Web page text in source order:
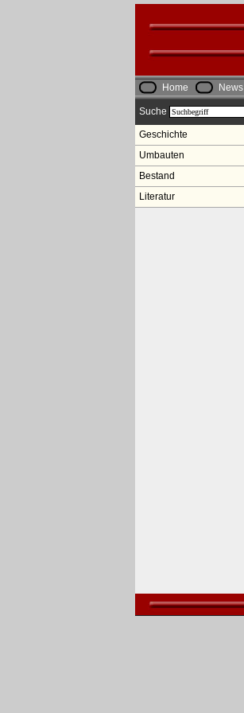
Home News
Suche
Geschichte
Umbauten
Bestand
Literatur